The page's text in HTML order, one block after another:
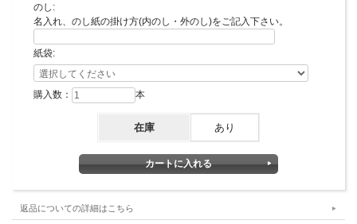
のし:
名入れ、のし紙の掛け方(内のし・外のし)をご記入下さい。
紙袋:
購入数： 本
在庫 あり
返品についての詳細はこちら